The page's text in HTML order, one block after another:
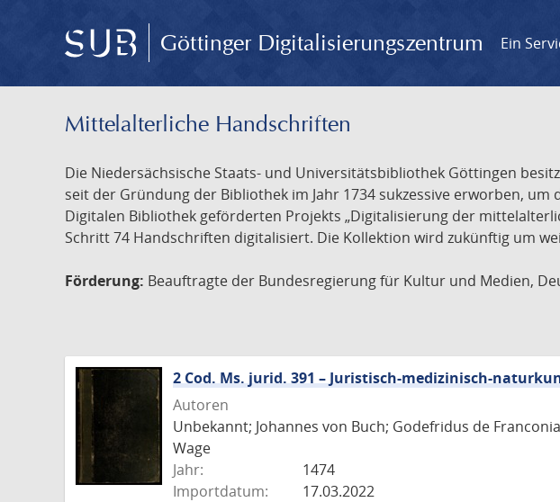
Göttinger Digitalisierungszentrum Ein
Mittelalterliche Handschriften
Die Niedersächsische Staats- und Universitätsbibliothek Göttingen
seit der Gründung der Bibliothek im Jahr 1734 sukzessive erworben,
Digitalen Bibliothek geförderten Projekts „Digitalisierung der
Schritt 74 Handschriften digitalisiert. Die Kollektion wird zukünftig um
Förderung: Beauftragte der Bundesregierung für Kultur und Medien,
2 Cod. Ms. jurid. 391 – Juristisch-medizinisch-
Autoren
Unbekannt; Johannes von Buch; Godefridus de
Wage
Jahr:
1474
Importdatum:
17.03.2022